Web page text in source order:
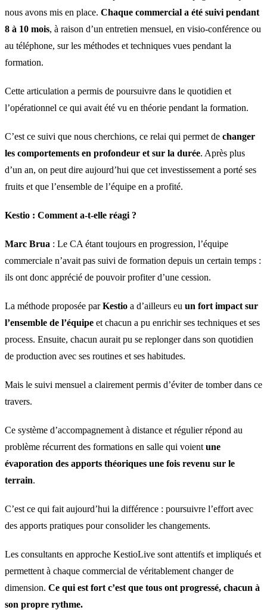
nous avons mis en place. Chaque commercial a été suivi pendant
8 à 10 mois, à raison d’un entretien mensuel, en visio-conférence ou
au téléphone, sur les méthodes et techniques vues pendant la
formation.
Cette articulation a permis de poursuivre dans le quotidien et
l’opérationnel ce qui avait été vu en théorie pendant la formation.
C’est ce suivi que nous cherchions, ce relai qui permet de changer
les comportements en profondeur et sur la durée. Après plus
d’un an, on peut dire aujourd’hui que cet investissement a porté ses
fruits et que l’ensemble de l’équipe en a profité.
Kestio : Comment a-t-elle réagi ?
Marc Brua : Le CA étant toujours en progression, l’équipe
commerciale n’avait pas suivi de formation depuis un certain temps :
ils ont donc apprécié de pouvoir profiter d’une cession.
La méthode proposée parKestio a d’ailleurs eu un fort impact sur
l’ensemble de l’équipe et chacun a pu enrichir ses techniques et ses
process. Ensuite, chacun aurait pu se replonger dans son quotidien
de production avec ses routines et ses habitudes.
Mais le suivi mensuel a clairement permis d’éviter de tomber dans ce
travers.
Ce système d’accompagnement à distance et régulier répond au
problème récurrent des formations en salle qui voient une
évaporation des apports théoriques une fois revenu sur le
terrain.
C’est ce qui fait aujourd’hui la différence : poursuivre l’effort avec
des apports pratiques pour consolider les changements.
Les consultants en approche KestioLive sont attentifs et impliqués et
permettent à chaque commercial de véritablement changer de
dimension. Ce qui est fort c’est que tous ont progressé, chacun à
son propre rythme.